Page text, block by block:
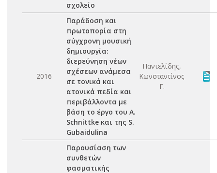
σχολείο
2016
Παράδοση και
πρωτοπορία στη
σύγχρονη μουσική
δημιουργία:
διερεύνηση νέων
σχέσεων ανάμεσα
σε τονικά και
ατονικά πεδία και
περιβάλλοντα με
βάση το έργο του A.
Schnittke και της S.
Gubaidulina
Παντελίδης,
Κωνσταντίνος
Γ.
Παρουσίαση των
συνθετών
φασματικής